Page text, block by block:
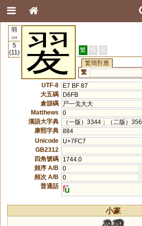
羽
124
5
(11)
翇 繁 簡 港
繁簡對應
繁
UTF-8
E7 BF 87
大五碼
D6FB
倉頡碼
尸一戈大大
Matthews
0
漢語大字典
（一版）3344；（二版）
康熙字典 884
Unicode
U+7FC7
GB2312
四角號碼
1744.0
頻序 A/B
0
頻次 A/B
0
普通話 f
小篆